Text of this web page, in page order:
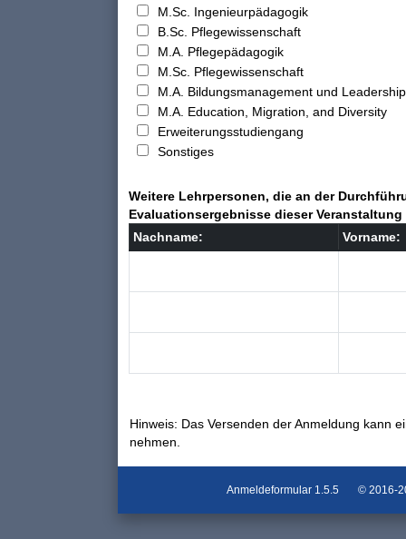
M.Sc. Ingenieurpädagogik
B.Sc. Pflegewissenschaft
M.A. Pflegepädagogik
M.Sc. Pflegewissenschaft
M.A. Bildungsmanagement und
M.A. Education, Migration, and Diversity
Erweiterungsstudiengang
Sonstiges
Weitere Lehrpersonen, die an der
Evaluationsergebnisse dieser
Nachname:
Vorname:
Hinweis: Das Versenden der Anmeldung kann
nehmen.
Anmeldeformular 1.5.5 © 2016-